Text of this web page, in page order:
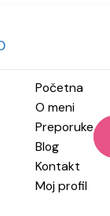
beba
Početna
O meni
Preporuke
Blog
Kontakt
Moj profil